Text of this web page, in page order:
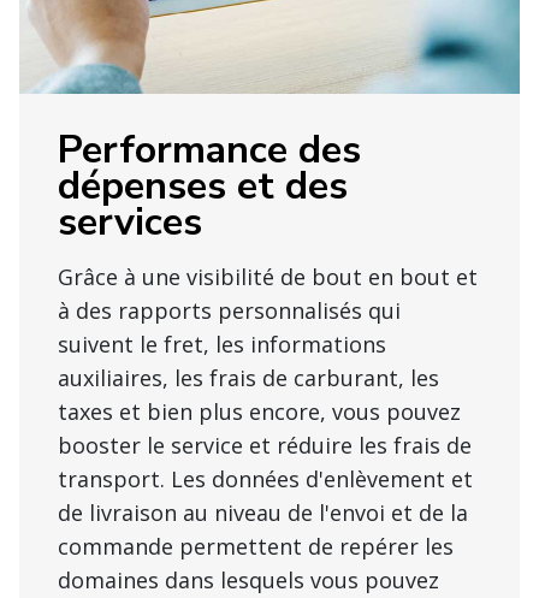
Performance des
dépenses et des
services
Grâce à une visibilité de bout en bout et
à des rapports personnalisés qui
suivent le fret, les informations
auxiliaires, les frais de carburant, les
taxes et bien plus encore, vous pouvez
booster le service et réduire les frais de
transport. Les données d'enlèvement et
de livraison au niveau de l'envoi et de la
commande permettent de repérer les
domaines dans lesquels vous pouvez